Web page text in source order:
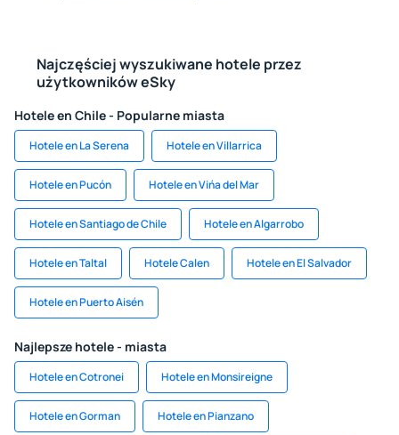
Najczęściej wyszukiwane hotele przez
użytkowników eSky
Hotele en Chile - Popularne miasta
Hotele en La Serena Hotele en Villarrica
Hotele en Pucón Hotele en Vińa del Mar
Hotele en Santiago de Chile Hotele en Algarrobo
Hotele en Taltal Hotele Calen Hotele en El Salvador
Hotele en Puerto Aisén
Najlepsze hotele - miasta
Hotele en Cotronei Hotele en Monsireigne
Hotele en Gorman Hotele en Pianzano